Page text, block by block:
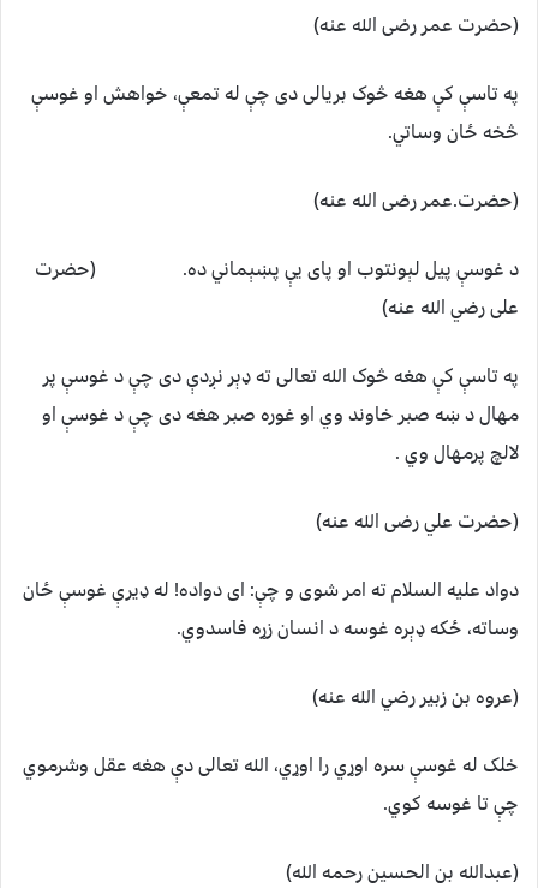
(حضرت عمر رضی الله عنه)
په تاسې کې هغه څوک بریالی دی چې له تمعې، خواهش او غوسې
څخه ځان وساتي.
(حضرت.عمر رضی الله عنه)
د غوسې پیل لېونتوب او پای یې پښېماني ده. (حضرت
علی رضي الله عنه)
په تاسې کې هغه څوک الله تعالی ته ډېر نږدې دی چې د غوسې پر
مهال د ښه صبر خاوند وي او غوره صبر هغه دی چې د غوسې او
لالچ پرمهال وي .
(حضرت علي رضی الله عنه)
دواد علیه السلام ته امر شوی و چې: ای دواده! له ډیرې غوسې ځان
وساته، ځکه ډېره غوسه د انسان زړه فاسدوي.
(عروه بن زبیر رضي الله عنه)
خلک له غوسې سره اوړي را اوړي، الله تعالی دې هغه عقل وشرموي
چې تا غوسه کوي.
(عبدالله بن الحسین رحمه الله)